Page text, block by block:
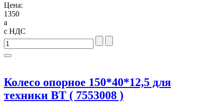
Цена:
1350
a
с НДС
Колесо опорное 150*40*12,5 для
техники BT ( 7553008 )